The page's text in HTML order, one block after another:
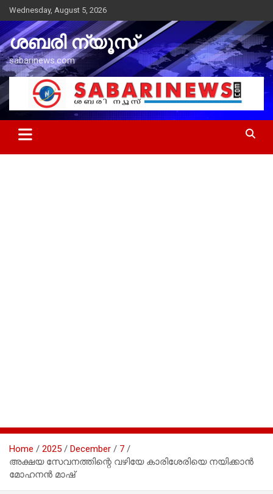
Skip
to
content
Wednesday, August 5, 2026
ശബരി ന്യൂസ്
sabarinews.com
Home 2025 December
7
അക്ഷയ സേവനത്തിന്റെ വഴിയേ കാരിശേരിയെ നയിക്കാൻ
മോഹനൻ മാഷ്